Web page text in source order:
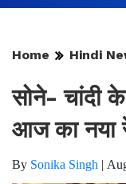
Home Hindi
सोने- चांदी
आज का नया
By Sonika Singh |